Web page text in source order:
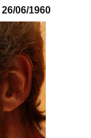
26/06/1960